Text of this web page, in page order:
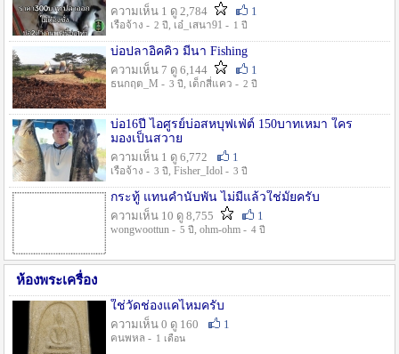
ความเห็น 1 ดู 2,784
1
เรือจ้าง - 2 ปี , เอ๋_เสนา91 - 1 ปี
บ่อปลาอิคคิว มีนา Fishing
ความเห็น 7 ดู 6,144
1
ธนกฤต_M - 3 ปี , เด็กสี่แคว - 2 ปี
บ่อ16ปี ไอศูรย์บ่อสหบุฟเฟ่ต์ 150บาทเหมา ใคร
มองเป็นสวาย
ความเห็น 1 ดู 6,772
1
เรือจ้าง - 3 ปี , Fisher_Idol - 3 ปี
กระทู้ แทนคำนับพัน ไม่มีแล้วใช่มั๊ยครับ
ความเห็น 10 ดู 8,755
1
wongwoottun - 5 ปี , ohm-ohm - 4 ปี
ห้องพระเครื่อง
ใช่วัดช่องแคไหมครับ
ความเห็น 0 ดู 160
1
คนพหล - 1 เดือน